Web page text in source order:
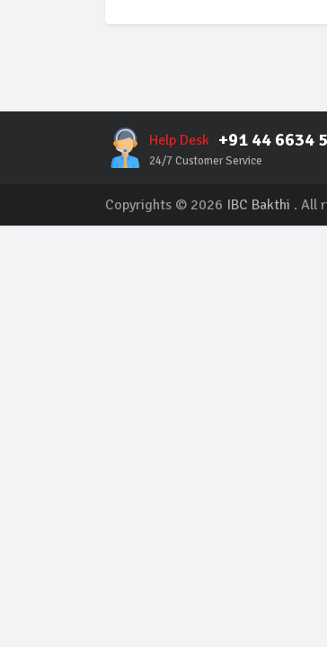
Help Desk +91 44 6634
24/7 Customer Service
Copyrights © 2026 IBC Bakthi . All